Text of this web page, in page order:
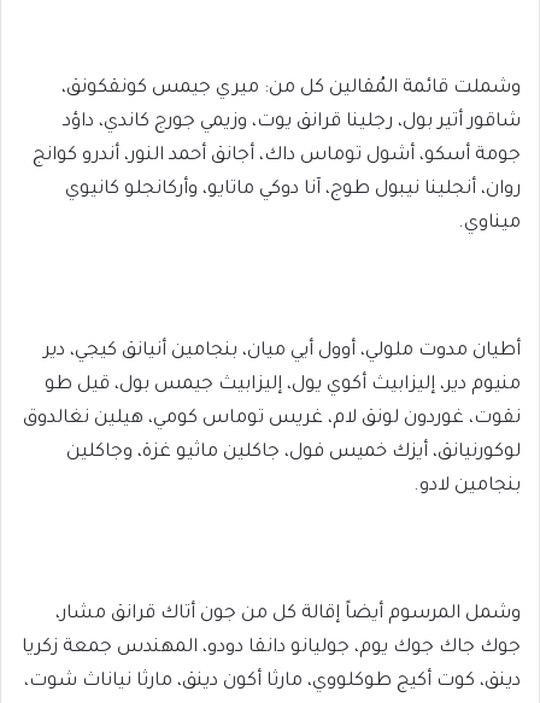
وشملت قائمة المُقالين كل من: ميري جيمس كونقكونق،
شاقور أتير بول، رجلينا قرانق يوت، وزيمي جورج كاندي، داؤد
جومة أسكو، أشول توماس داك، أجانق أحمد النور، أندرو كوانج
روان، أنجلينا نيبول طوج، آنا دوكي ماتايو، وأركانجلو كانيوي
ميناوي.
أطيان مدوت ملولي، أوول أيي ميان، بنجامين أنيانق كيجي، دير
منيوم دير، إليزابيث أكوي يول، إليزابيث جيمس بول، قيل طو
نقوت، غوردون لونق لام، غريس توماس كومي، هيلين نغالدوق
لوكورنيانق، أيزك خميس فول، جاكلين ماثيو غزة، وجاكلين
بنجامين لادو.
وشمل المرسوم أيضاً إقالة كل من جون أتاك قرانق مشار،
جوك جاك جوك يوم، جوليانو دانقا دودو، المهندس جمعة زكريا
دينق، كوت أكيج طوكلووي، مارثا أكون دينق، مارثا نياناث شوت،